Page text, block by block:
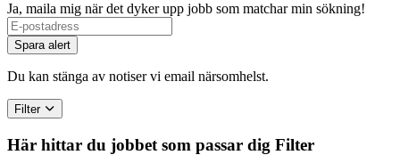
Ja, maila mig när det dyker upp jobb som matchar min sökning!
If
you
are
a
ignore
this
field
Spara alert
Du kan stänga av notiser vi email närsomhelst.
Filter
Här hittar du jobbet som passar dig Filter